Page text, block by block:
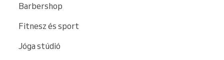
Barbershop
Fitnesz és sport
Jóga stúdió